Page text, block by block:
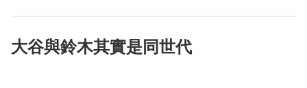
大谷與鈴木其實是同世代